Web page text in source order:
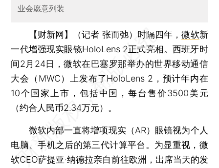
业会愿意列装
【财新网】（记者 张而弛） 时隔四年，微软新
一代增强现实眼镜HoloLens 2正式亮相。西班牙时
间2月24日，微软在巴塞罗那举办的世界移动通信
大会（MWC）上发布了HoloLens 2，预计年内在
10个国家上市，包括中国，每台售价3500美元
（约合人民币2.34万元）。
微软内部一直将增项现实（AR）眼镜视为个人
电脑、手机之后的第三代计算平台。为显重视，微
软CEO萨提亚·纳德拉亲自前往欧洲，出席当天的发